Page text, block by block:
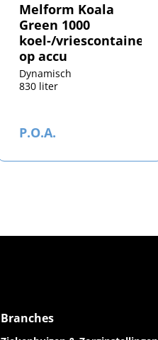
Melform Koala
Green 1000
koel-/vriescontainer
op accu
Dynamisch
830 liter
P.O.A.
Branches